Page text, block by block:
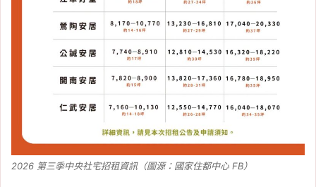
2026 第三季中央社宅招租資訊（圖源：國家住都中心 FB）